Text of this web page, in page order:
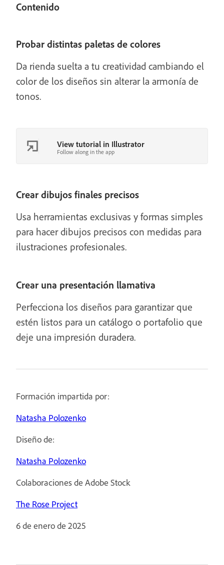
Contenido
Probar distintas paletas de colores
Da rienda suelta a tu creatividad cambiando el
color de los diseños sin alterar la armonía de
tonos.
View tutorial in Illustrator
Follow along in the app
Crear dibujos finales precisos
Usa herramientas exclusivas y formas simples
para hacer dibujos precisos con medidas para
ilustraciones profesionales.
Crear una presentación llamativa
Perfecciona los diseños para garantizar que
estén listos para un catálogo o portafolio que
deje una impresión duradera.
Formación impartida por:
Natasha Polozenko
Diseño de:
Natasha Polozenko
Colaboraciones de Adobe Stock
The Rose Project
6 de enero de 2025